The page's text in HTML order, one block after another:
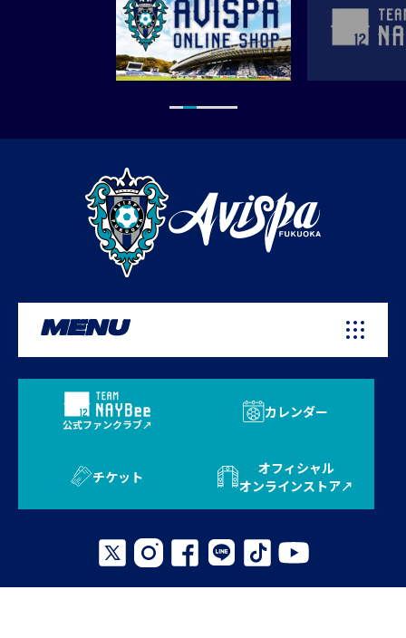
MENU
公式ファンクラブ
カレンダー
チケット
オフィシャル
オンラインストア